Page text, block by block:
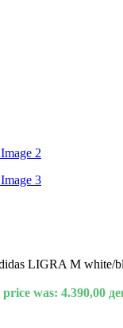
LIGRA M white/
was: 4.390,00